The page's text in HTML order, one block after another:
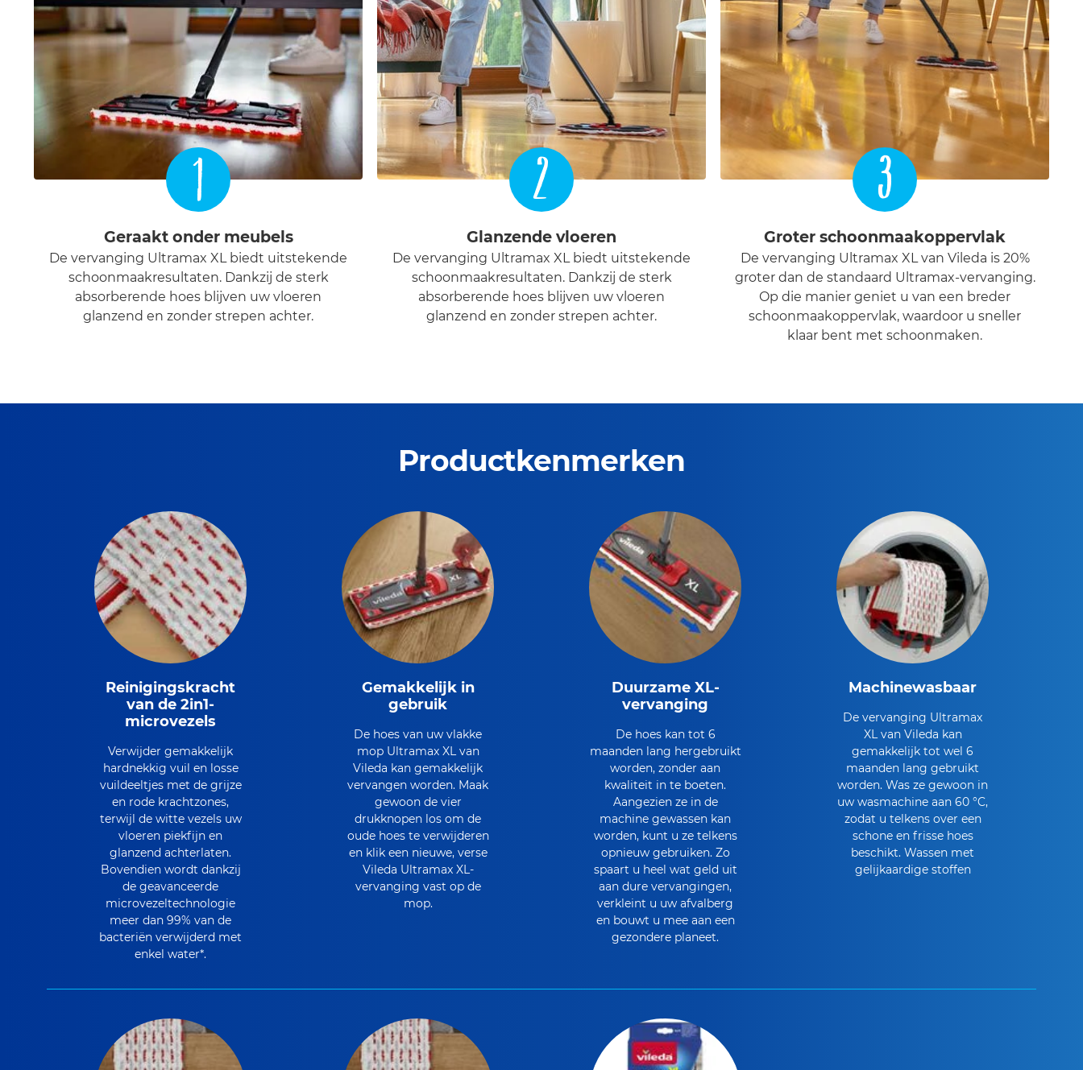
1
Geraakt onder meubels
De vervanging Ultramax XL biedt uitstekende
schoonmaakresultaten. Dankzij de sterk
absorberende hoes blijven uw vloeren
glanzend en zonder strepen achter.
2
Glanzende vloeren
De vervanging Ultramax XL biedt uitstekende
schoonmaakresultaten. Dankzij de sterk
absorberende hoes blijven uw vloeren
glanzend en zonder strepen achter.
3
Groter schoonmaakoppervlak
De vervanging Ultramax XL van Vileda is 20%
groter dan de standaard Ultramax-vervanging.
Op die manier geniet u van een breder
schoonmaakoppervlak, waardoor u sneller
klaar bent met schoonmaken.
Productkenmerken
Reinigingskracht
van de 2in1-
microvezels
Verwijder gemakkelijk
hardnekkig vuil en losse
vuildeeltjes met de grijze
en rode krachtzones,
terwijl de witte vezels uw
vloeren piekfijn en
glanzend achterlaten.
Bovendien wordt dankzij
de geavanceerde
microvezeltechnologie
meer dan 99% van de
bacteriën verwijderd met
enkel water*.
Gemakkelijk in
gebruik
De hoes van uw vlakke
mop Ultramax XL van
Vileda kan gemakkelijk
vervangen worden. Maak
gewoon de vier
drukknopen los om de
oude hoes te verwijderen
en klik een nieuwe, verse
Vileda Ultramax XL-
vervanging vast op de
mop.
Duurzame XL-
vervanging
De hoes kan tot 6
maanden lang hergebruikt
worden, zonder aan
kwaliteit in te boeten.
Aangezien ze in de
machine gewassen kan
worden, kunt u ze telkens
opnieuw gebruiken. Zo
spaart u heel wat geld uit
aan dure vervangingen,
verkleint u uw afvalberg
en bouwt u mee aan een
gezondere planeet.
Machinewasbaar
De vervanging Ultramax
XL van Vileda kan
gemakkelijk tot wel 6
maanden lang gebruikt
worden. Was ze gewoon in
uw wasmachine aan 60 °C,
zodat u telkens over een
schone en frisse hoes
beschikt. Wassen met
gelijkaardige stoffen